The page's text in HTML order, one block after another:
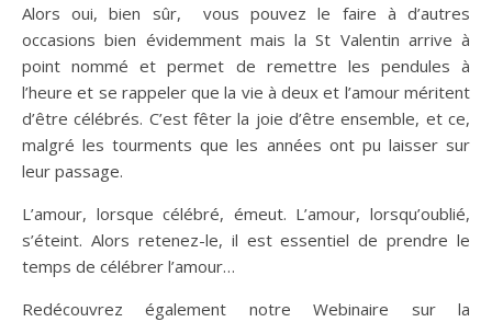
Alors oui, bien sûr, vous pouvez le faire à d’autres
occasions bien évidemment mais la St Valentin arrive à
point nommé et permet de remettre les pendules à
l’heure et se rappeler que la vie à deux et l’amour méritent
d’être célébrés. C’est fêter la joie d’être ensemble, et ce,
malgré les ­tourments que les années ont pu laisser sur
leur passage.
L’amour, lorsque célébré, émeut. L’amour, lorsqu’oublié,
s’éteint. Alors retenez-le, il est essentiel de prendre le
temps de célébrer l’amour…
Redécouvrez également notre Webinaire sur la